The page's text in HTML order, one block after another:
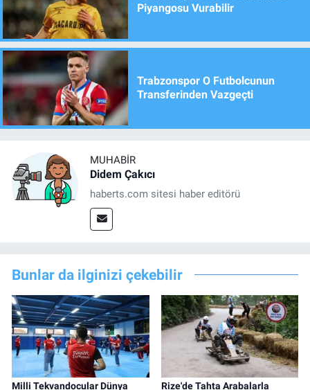
Piyangosu Vurabilir
Trabzonspor O Futbolcunun
Transferinden Vazgeçti
MUHABIR
Didem Çakıcı
haberts.com sitesi haber editörü
Bunlar da ilginizi çekebilir
Milli Tekvandocular Dünya
Rize'de Tahta Arabalarla